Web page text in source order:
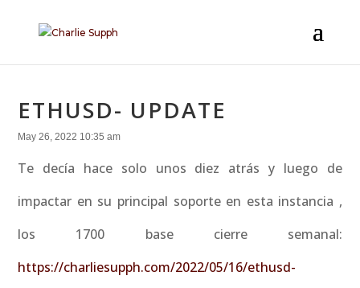
ETHUSD- UPDATE
May 26, 2022 10:35 am
Te decía hace solo unos diez atrás y luego de
impactar en su principal soporte en esta instancia ,
los 1700 base cierre semanal:
https://charliesupph.com/2022/05/16/ethusd-